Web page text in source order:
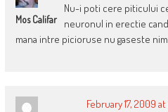
Mos Califar
Nu-i poti cere piticului
neuronul in erectie
mana intre picioruse nu gaseste
February 17, 2009 at